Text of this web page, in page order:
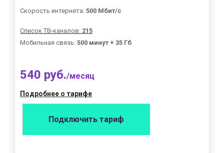
Скорость интернета: 500 Мбит/с
Список ТВ-каналов: 215
Мобильная связь: 500 минут + 35 Гб
540 руб./месяц
Подробнее о тарифе
Подключить тариф